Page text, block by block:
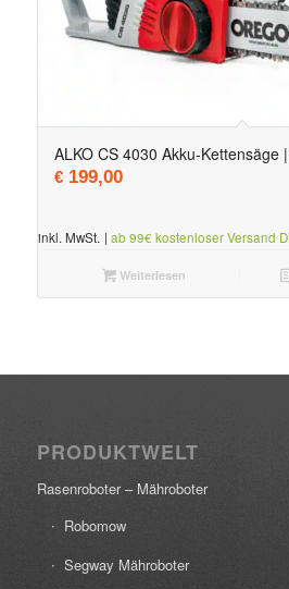
ALKO CS 4030 Akku-Kettensäge
€199,00
inkl. MwSt. | ab 99€ kostenloser Versand
Weiterlesen
PRODUKTWELT
Rasenroboter – Mähroboter
Robomow
Segway Mähroboter